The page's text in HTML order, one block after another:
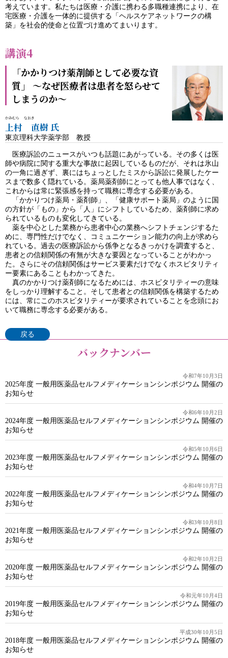
考えています。私たちは医療・介護に携わる多職種連携により、在
宅医療・介護を一体的に提供する「ヘルスケアネットワークの構
築」を社会的使命と位置づけ進めてまいります。
講演4
「かかりつけ薬剤師として必要な資
質」 ～なぜ医療者は患者を怒らせて
しまうのか～
かみむら なおき
上村 直樹 氏
東京理科大学薬学部 教授
医療訴訟のニュースがいつも話題にあがっている。その多くは医
師や病院に関する重大な事故に起因しているものだが、それは氷山
の一角に過ぎず、裏にはちょっとしたミスから訴訟に発展したケー
スまで数多く隠れている。薬局薬剤師にとっても他人事ではなく、
これからは常に緊張感を持って職務に専念する必要がある。
「かかりつけ薬局・薬剤師」、「健康サポート薬局」のように国
の方針が「もの」から「人」にシフトしているため、薬剤師に求め
られているものも変化してきている。
薬を中心とした業務から患者中心の業務へシフトチェンジするた
めに、専門性だけでなく、コミュニケーション能力の向上が求めら
れている。過去の医療訴訟から係争となるきっかけを調査すると、
患者との信頼関係の有無が大きな要因となっていることがわかっ
た。さらにその信頼関係はサービス要素だけでなくホスピタリティ
ー要素にあることもわかってきた。
真のかかりつけ薬剤師になるためには、ホスピタリティーの意味
をしっかり理解すること。そして患者との信頼関係を構築するため
には、常にこのホスピタリティーが要求されていることを念頭にお
いて職務に専念する必要がある。
戻る
バックナンバー
令和7年10月3日
2025年度 一般用医薬品セルフメディケーションシンポジウム 開催の
お知らせ
令和6年10月2日
2024年度 一般用医薬品セルフメディケーションシンポジウム 開催の
お知らせ
令和5年10月6日
2023年度 一般用医薬品セルフメディケーションシンポジウム 開催の
お知らせ
令和4年10月7日
2022年度 一般用医薬品セルフメディケーションシンポジウム 開催の
お知らせ
令和3年10月8日
2021年度 一般用医薬品セルフメディケーションシンポジウム 開催の
お知らせ
令和2年10月2日
2020年度 一般用医薬品セルフメディケーションシンポジウム 開催の
お知らせ
令和元年10月4日
2019年度 一般用医薬品セルフメディケーションシンポジウム 開催の
お知らせ
平成30年10月5日
2018年度 一般用医薬品セルフメディケーションシンポジウム 開催の
お知らせ